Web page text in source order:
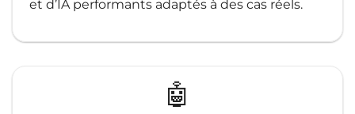
et d’IA performants adaptés à des cas réels.
🤖